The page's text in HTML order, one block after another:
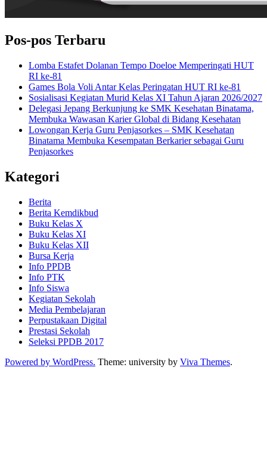
Pos-pos Terbaru
Lomba Estafet Dolanan Tempo Doeloe Memperingati HUT
RI ke-81
Games Bola Voli Antar Kelas Peringatan HUT RI ke-81
Sosialisasi Kegiatan Murid Kelas XI Tahun Ajaran 2026/2027
Delegasi Jepang Berkunjung ke SMK Kesehatan Binatama,
Membuka Wawasan Karier Global di Bidang Kesehatan
Lowongan Kerja Guru Penjasorkes – SMK Kesehatan
Binatama Membuka Kesempatan Berkarier sebagai Guru
Penjasorkes
Kategori
Berita
Berita Kemdikbud
Buku Kelas X
Buku Kelas XI
Buku Kelas XII
Bursa Kerja
Info PPDB
Info PTK
Info Siswa
Kegiatan Sekolah
Media Pembelajaran
Perpustakaan Digital
Prestasi Sekolah
Seleksi PPDB 2017
Powered by WordPress. Theme: university by Viva Themes.